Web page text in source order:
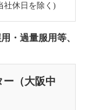
社休日を除く)
・過量服用等、
ー（大阪中